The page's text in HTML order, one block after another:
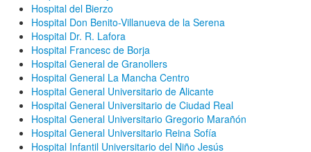
Hospital del Bierzo
Hospital Don Benito-Villanueva de la Serena
Hospital Dr. R. Lafora
Hospital Francesc de Borja
Hospital General de Granollers
Hospital General La Mancha Centro
Hospital General Universitario de Alicante
Hospital General Universitario de Ciudad Real
Hospital General Universitario Gregorio Marañón
Hospital General Universitario Reina Sofía
Hospital Infantil Universitario del Niño Jesús